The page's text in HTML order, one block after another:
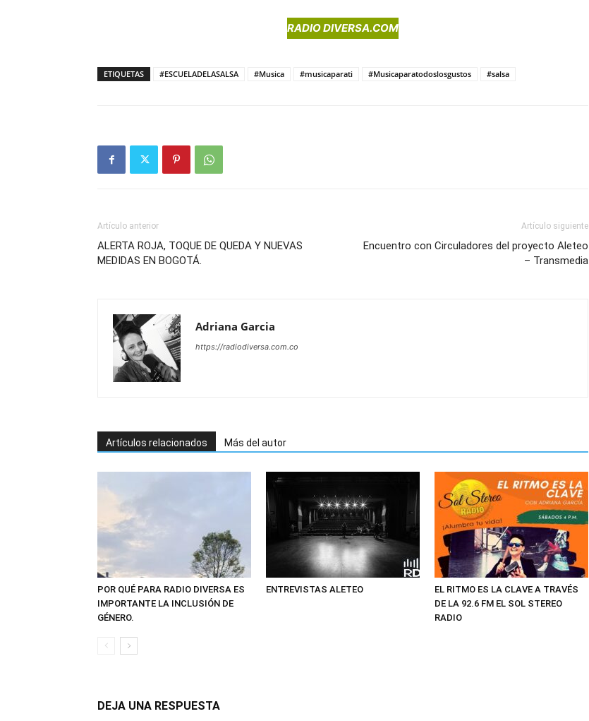
RADIO DIVERSA.COM
ETIQUETAS #ESCUELADELASALSA #Musica #musicaparati #Musicaparatodoslosgustos #salsa
Artículo anterior
ALERTA ROJA, TOQUE DE QUEDA Y NUEVAS
MEDIDAS EN BOGOTÁ.
Artículo siguiente
Encuentro con Circuladores del proyecto Aleteo
– Transmedia
Adriana Garcia
https://radiodiversa.com.co
Artículos relacionados Más del autor
POR QUÉ PARA RADIO DIVERSA ES
IMPORTANTE LA INCLUSIÓN DE
GÉNERO.
ENTREVISTAS ALETEO
EL RITMO ES LA CLAVE A TRAVÉS
DE LA 92.6 FM EL SOL STEREO
RADIO
DEJA UNA RESPUESTA